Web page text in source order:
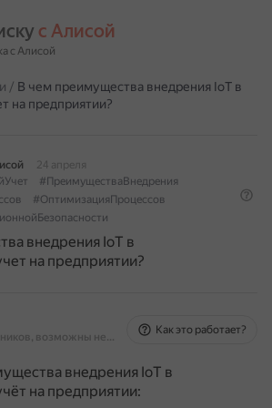
с Алисой
с Алисой
/ В чем преимущества внедрения IoT в
на предприятии?
24 апреля
#ПреимуществаВнедрения
#ОптимизацияПроцессов
внедрения IoT в
на предприятии?
На основе источников, возможны неточности
Как это работает?
внедрения IoT в
на предприятии: